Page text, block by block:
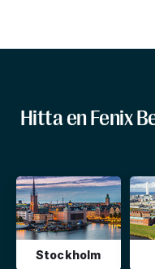
Hitta en Fenix
Stockholm